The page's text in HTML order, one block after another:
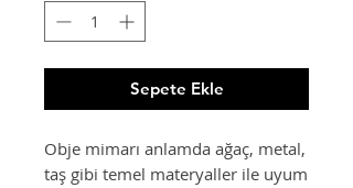
Sepete Ekle
Obje mimarı anlamda ağaç, metal,
taş gibi temel materyaller ile uyum